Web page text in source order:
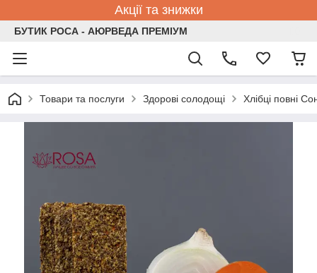
Акції та знижки
БУТИК РОСА - АЮРВЕДА ПРЕМІУМ
Товари та послуги Здорові солодощі Хлібці повні